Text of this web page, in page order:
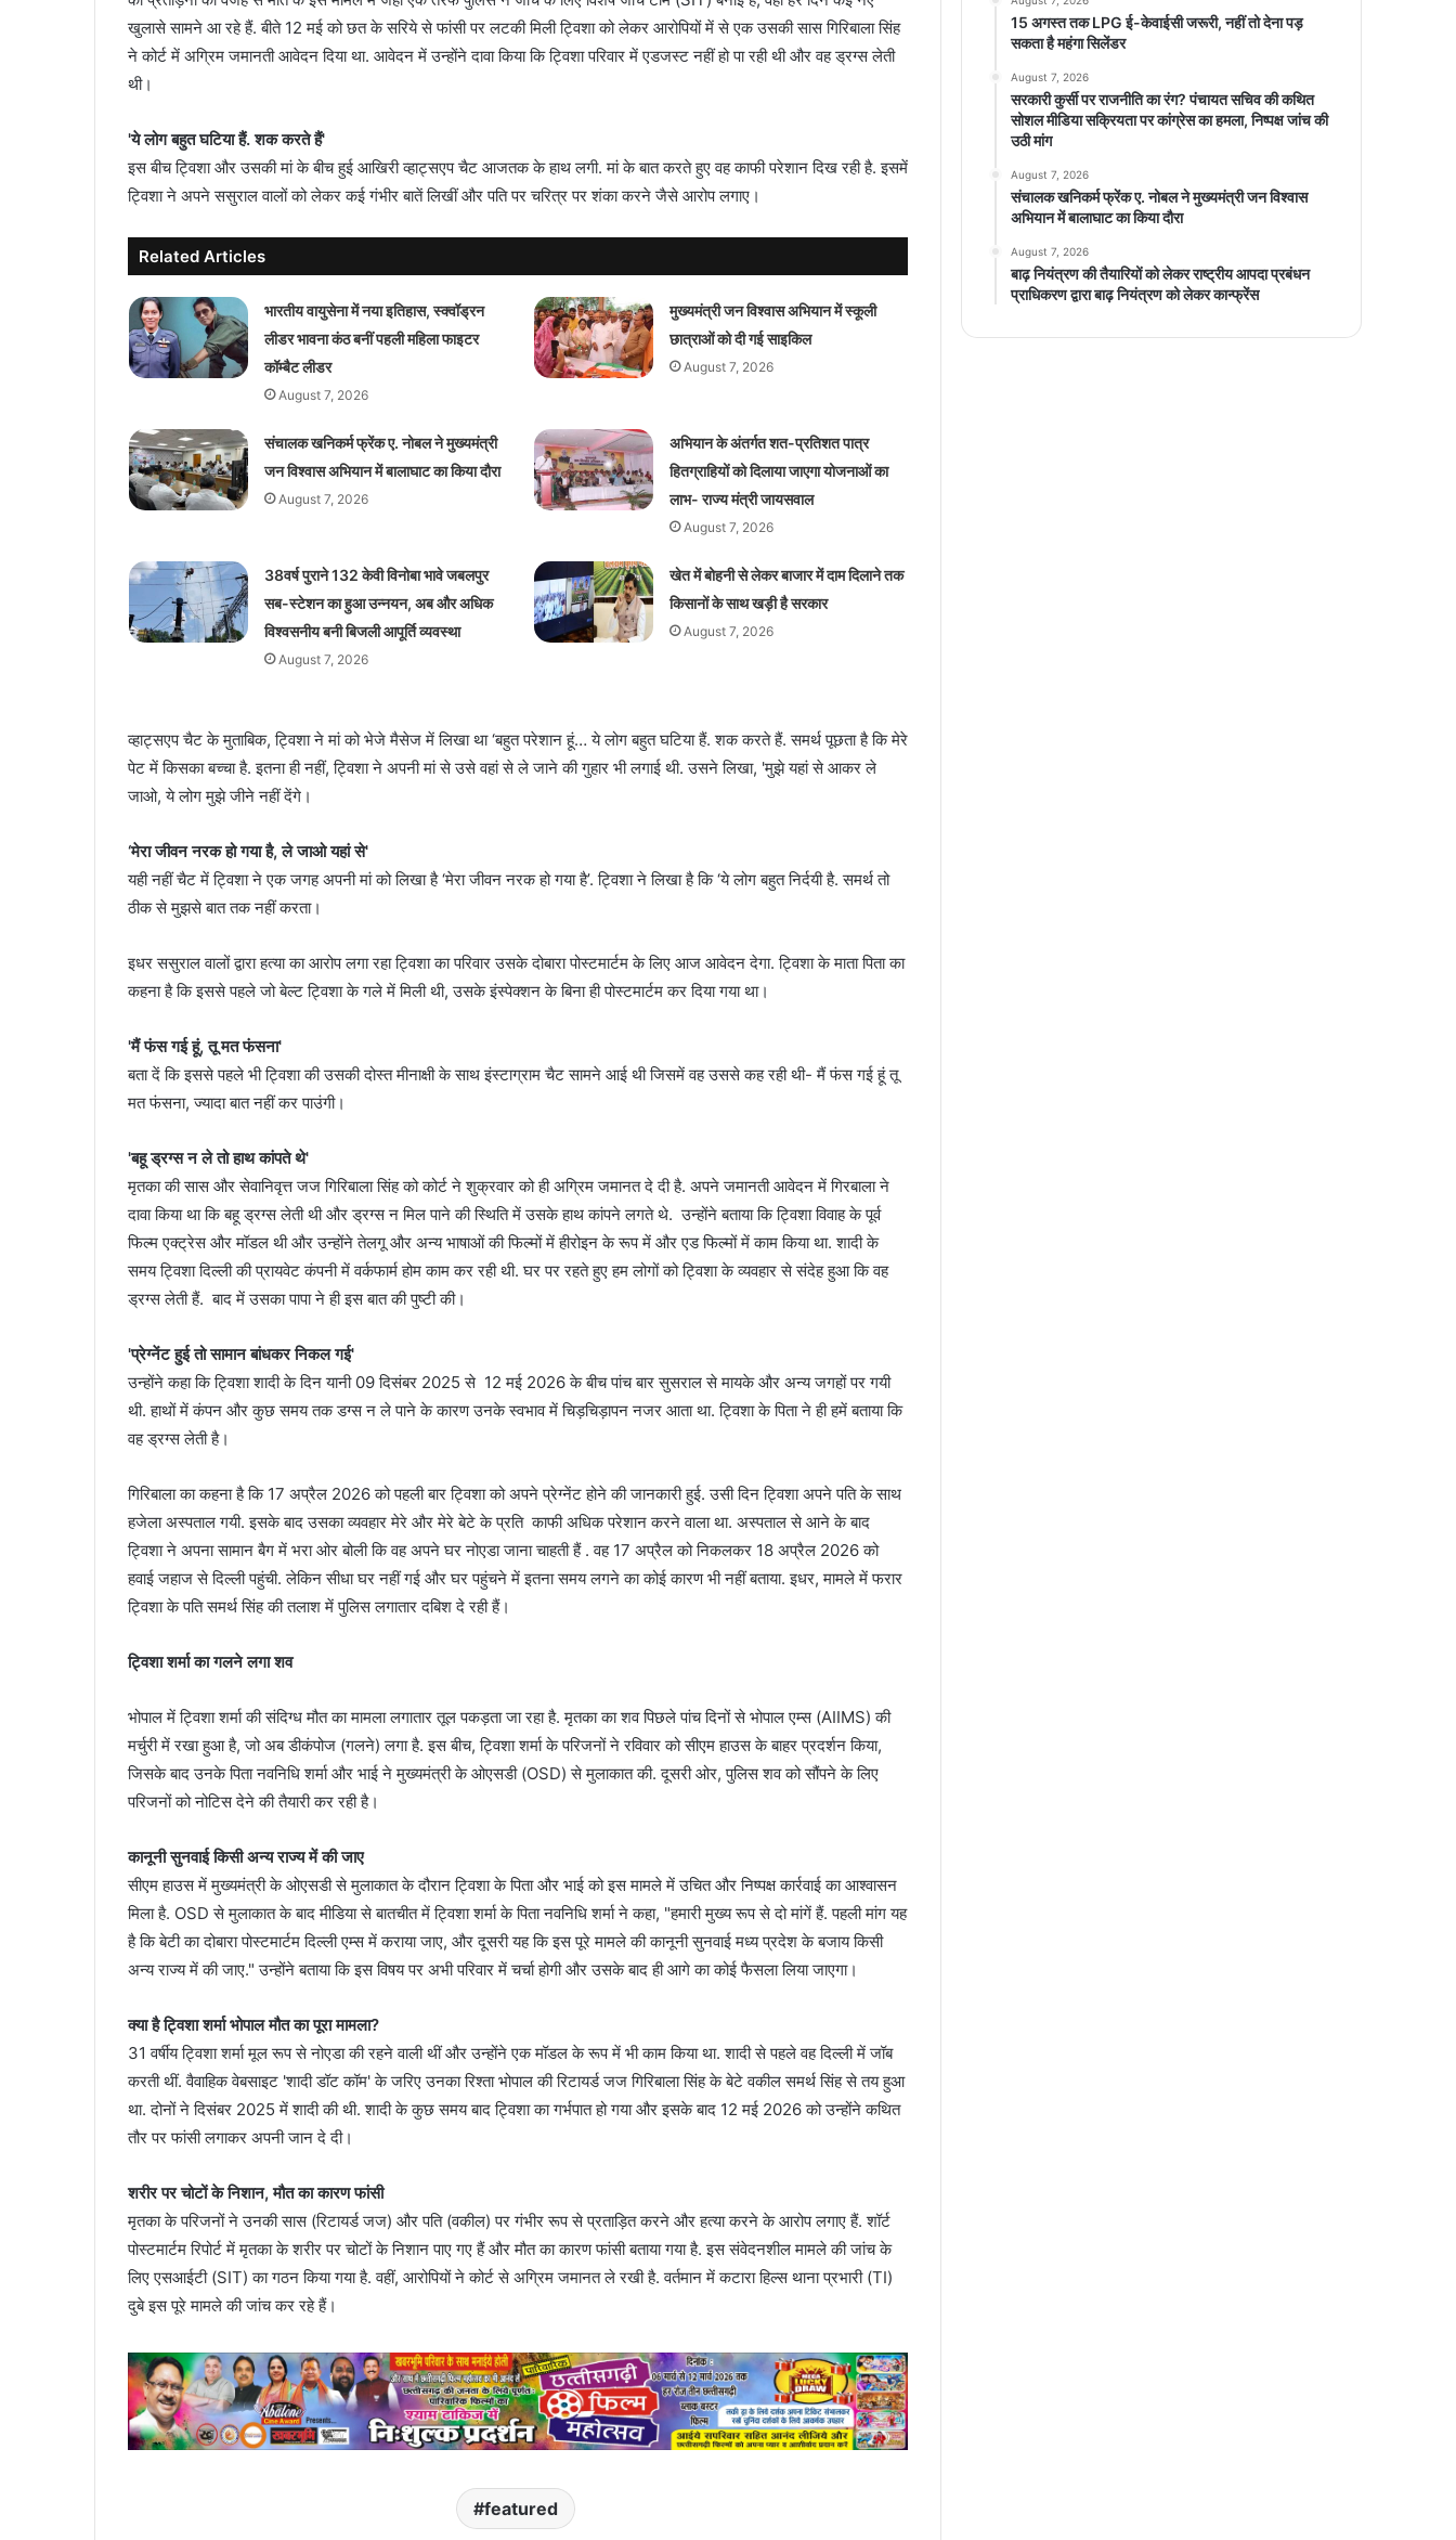
खुलासे सामने आ रहे हैं. बीते 12 मई को छत के सरिये से फांसी पर लटकी मिली ट्विशा को लेकर आरोपियों में से एक उसकी सास गिरिबाला सिंह
ने कोर्ट में अग्रिम जमानती आवेदन दिया था. आवेदन में उन्होंने दावा किया कि ट्विशा परिवार में एडजस्ट नहीं हो पा रही थी और वह ड्रग्स लेती
थी।
'ये लोग बहुत घटिया हैं. शक करते हैं'
इस बीच ट्विशा और उसकी मां के बीच हुई आखिरी व्हाट्सएप चैट आजतक के हाथ लगी. मां के बात करते हुए वह काफी परेशान दिख रही है. इसमें
ट्विशा ने अपने ससुराल वालों को लेकर कई गंभीर बातें लिखीं और पति पर चरित्र पर शंका करने जैसे आरोप लगाए।
Related Articles
भारतीय वायुसेना में नया इतिहास, स्क्वॉड्रन
लीडर भावना कंठ बनीं पहली महिला फाइटर
कॉम्बैट लीडर
August 7, 2026
मुख्यमंत्री जन विश्वास अभियान में स्कूली
छात्राओं को दी गई साइकिल
August 7, 2026
संचालक खनिकर्म फ्रेंक ए. नोबल ने मुख्यमंत्री
जन विश्वास अभियान में बालाघाट का किया दौरा
August 7, 2026
अभियान के अंतर्गत शत-प्रतिशत पात्र
हितग्राहियों को दिलाया जाएगा योजनाओं का
लाभ- राज्य मंत्री जायसवाल
August 7, 2026
38वर्ष पुराने 132 केवी विनोबा भावे जबलपुर
सब-स्टेशन का हुआ उन्नयन, अब और अधिक
विश्वसनीय बनी बिजली आपूर्ति व्यवस्था
August 7, 2026
खेत में बोहनी से लेकर बाजार में दाम दिलाने तक
किसानों के साथ खड़ी है सरकार
August 7, 2026
व्हाट्सएप चैट के मुताबिक, ट्विशा ने मां को भेजे मैसेज में लिखा था ‘बहुत परेशान हूं… ये लोग बहुत घटिया हैं. शक करते हैं. समर्थ पूछता है कि मेरे
पेट में किसका बच्चा है. इतना ही नहीं, ट्विशा ने अपनी मां से उसे वहां से ले जाने की गुहार भी लगाई थी. उसने लिखा, 'मुझे यहां से आकर ले
जाओ, ये लोग मुझे जीने नहीं देंगे।
‘मेरा जीवन नरक हो गया है, ले जाओ यहां से'
यही नहीं चैट में ट्विशा ने एक जगह अपनी मां को लिखा है ‘मेरा जीवन नरक हो गया है’. ट्विशा ने लिखा है कि ‘ये लोग बहुत निर्दयी है. समर्थ तो
ठीक से मुझसे बात तक नहीं करता।
इधर ससुराल वालों द्वारा हत्या का आरोप लगा रहा ट्विशा का परिवार उसके दोबारा पोस्टमार्टम के लिए आज आवेदन देगा. ट्विशा के माता पिता का
कहना है कि इससे पहले जो बेल्ट ट्विशा के गले में मिली थी, उसके इंस्पेक्शन के बिना ही पोस्टमार्टम कर दिया गया था।
'मैं फंस गई हूं, तू मत फंसना'
बता दें कि इससे पहले भी ट्विशा की उसकी दोस्त मीनाक्षी के साथ इंस्टाग्राम चैट सामने आई थी जिसमें वह उससे कह रही थी- मैं फंस गई हूं तू
मत फंसना, ज्यादा बात नहीं कर पाउंगी।
'बहू ड्रग्स न ले तो हाथ कांपते थे'
मृतका की सास और सेवानिवृत्त जज गिरिबाला सिंह को कोर्ट ने शुक्रवार को ही अग्रिम जमानत दे दी है. अपने जमानती आवेदन में गिरबाला ने
दावा किया था कि बहू ड्रग्स लेती थी और ड्रग्स न मिल पाने की स्थिति में उसके हाथ कांपने लगते थे. उन्होंने बताया कि ट्विशा विवाह के पूर्व
फिल्म एक्ट्रेस और मॉडल थी और उन्होंने तेलगू और अन्य भाषाओं की फिल्मों में हीरोइन के रूप में और एड फिल्मों में काम किया था. शादी के
समय ट्विशा दिल्ली की प्रायवेट कंपनी में वर्कफार्म होम काम कर रही थी. घर पर रहते हुए हम लोगों को ट्विशा के व्यवहार से संदेह हुआ कि वह
ड्रग्स लेती हैं. बाद में उसका पापा ने ही इस बात की पुष्टी की।
'प्रेग्नेंट हुई तो सामान बांधकर निकल गई'
उन्होंने कहा कि ट्विशा शादी के दिन यानी 09 दिसंबर 2025 से 12 मई 2026 के बीच पांच बार सुसराल से मायके और अन्य जगहों पर गयी
थी. हाथों में कंपन और कुछ समय तक डग्स न ले पाने के कारण उनके स्वभाव में चिड़चिड़ापन नजर आता था. ट्विशा के पिता ने ही हमें बताया कि
वह ड्रग्स लेती है।
गिरिबाला का कहना है कि 17 अप्रैल 2026 को पहली बार ट्विशा को अपने प्रेग्नेंट होने की जानकारी हुई. उसी दिन ट्विशा अपने पति के साथ
हजेला अस्पताल गयी. इसके बाद उसका व्यवहार मेरे और मेरे बेटे के प्रति काफी अधिक परेशान करने वाला था. अस्पताल से आने के बाद
ट्विशा ने अपना सामान बैग में भरा ओर बोली कि वह अपने घर नोएडा जाना चाहती हैं . वह 17 अप्रैल को निकलकर 18 अप्रैल 2026 को
हवाई जहाज से दिल्ली पहुंची. लेकिन सीधा घर नहीं गई और घर पहुंचने में इतना समय लगने का कोई कारण भी नहीं बताया. इधर, मामले में फरार
ट्विशा के पति समर्थ सिंह की तलाश में पुलिस लगातार दबिश दे रही हैं।
ट्विशा शर्मा का गलने लगा शव
भोपाल में ट्विशा शर्मा की संदिग्ध मौत का मामला लगातार तूल पकड़ता जा रहा है. मृतका का शव पिछले पांच दिनों से भोपाल एम्स (AIIMS) की
मर्चुरी में रखा हुआ है, जो अब डीकंपोज (गलने) लगा है. इस बीच, ट्विशा शर्मा के परिजनों ने रविवार को सीएम हाउस के बाहर प्रदर्शन किया,
जिसके बाद उनके पिता नवनिधि शर्मा और भाई ने मुख्यमंत्री के ओएसडी (OSD) से मुलाकात की. दूसरी ओर, पुलिस शव को सौंपने के लिए
परिजनों को नोटिस देने की तैयारी कर रही है।
कानूनी सुनवाई किसी अन्य राज्य में की जाए
सीएम हाउस में मुख्यमंत्री के ओएसडी से मुलाकात के दौरान ट्विशा के पिता और भाई को इस मामले में उचित और निष्पक्ष कार्रवाई का आश्वासन
मिला है. OSD से मुलाकात के बाद मीडिया से बातचीत में ट्विशा शर्मा के पिता नवनिधि शर्मा ने कहा, "हमारी मुख्य रूप से दो मांगें हैं. पहली मांग यह
है कि बेटी का दोबारा पोस्टमार्टम दिल्ली एम्स में कराया जाए, और दूसरी यह कि इस पूरे मामले की कानूनी सुनवाई मध्य प्रदेश के बजाय किसी
अन्य राज्य में की जाए." उन्होंने बताया कि इस विषय पर अभी परिवार में चर्चा होगी और उसके बाद ही आगे का कोई फैसला लिया जाएगा।
क्या है ट्विशा शर्मा भोपाल मौत का पूरा मामला?
31 वर्षीय ट्विशा शर्मा मूल रूप से नोएडा की रहने वाली थीं और उन्होंने एक मॉडल के रूप में भी काम किया था. शादी से पहले वह दिल्ली में जॉब
करती थीं. वैवाहिक वेबसाइट 'शादी डॉट कॉम' के जरिए उनका रिश्ता भोपाल की रिटायर्ड जज गिरिबाला सिंह के बेटे वकील समर्थ सिंह से तय हुआ
था. दोनों ने दिसंबर 2025 में शादी की थी. शादी के कुछ समय बाद ट्विशा का गर्भपात हो गया और इसके बाद 12 मई 2026 को उन्होंने कथित
तौर पर फांसी लगाकर अपनी जान दे दी।
शरीर पर चोटों के निशान, मौत का कारण फांसी
मृतका के परिजनों ने उनकी सास (रिटायर्ड जज) और पति (वकील) पर गंभीर रूप से प्रताड़ित करने और हत्या करने के आरोप लगाए हैं. शॉर्ट
पोस्टमार्टम रिपोर्ट में मृतका के शरीर पर चोटों के निशान पाए गए हैं और मौत का कारण फांसी बताया गया है. इस संवेदनशील मामले की जांच के
लिए एसआईटी (SIT) का गठन किया गया है. वहीं, आरोपियों ने कोर्ट से अग्रिम जमानत ले रखी है. वर्तमान में कटारा हिल्स थाना प्रभारी (TI)
दुबे इस पूरे मामले की जांच कर रहे हैं।
featured
15 अगस्त तक LPG ई-केवाईसी जरूरी, नहीं तो देना पड़
सकता है महंगा सिलेंडर
August 7, 2026
सरकारी कुर्सी पर राजनीति का रंग? पंचायत सचिव की कथित
सोशल मीडिया सक्रियता पर कांग्रेस का हमला, निष्पक्ष जांच की
उठी मांग
August 7, 2026
संचालक खनिकर्म फ्रेंक ए. नोबल ने मुख्यमंत्री जन विश्वास
अभियान में बालाघाट का किया दौरा
August 7, 2026
बाढ़ नियंत्रण की तैयारियों को लेकर राष्ट्रीय आपदा प्रबंधन
प्राधिकरण द्वारा बाढ़ नियंत्रण को लेकर कान्फ्रेंस